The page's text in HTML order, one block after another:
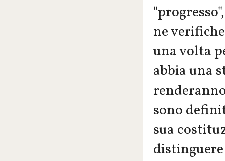
ne
una volta
abbia una
sono
sua